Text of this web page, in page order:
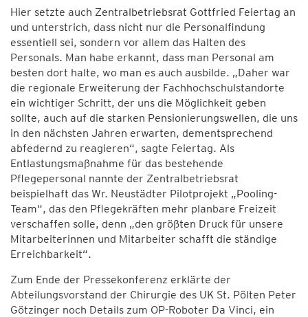
Hier setzte auch Zentralbetriebsrat Gottfried Feiertag an
und unterstrich, dass nicht nur die Personalfindung
essentiell sei, sondern vor allem das Halten des
Personals. Man habe erkannt, dass man Personal am
besten dort halte, wo man es auch ausbilde. „Daher war
die regionale Erweiterung der Fachhochschulstandorte
ein wichtiger Schritt, der uns die Möglichkeit geben
sollte, auch auf die starken Pensionierungswellen, die uns
in den nächsten Jahren erwarten, dementsprechend
abfedernd zu reagieren“, sagte Feiertag. Als
Entlastungsmaßnahme für das bestehende
Pflegepersonal nannte der Zentralbetriebsrat
beispielhaft das Wr. Neustädter Pilotprojekt „Pooling-
Team“, das den Pflegekräften mehr planbare Freizeit
verschaffen solle, denn „den größten Druck für unsere
Mitarbeiterinnen und Mitarbeiter schafft die ständige
Erreichbarkeit“.
Zum Ende der Pressekonferenz erklärte der
Abteilungsvorstand der Chirurgie des UK St. Pölten Peter
Götzinger noch Details zum OP-Roboter Da Vinci, ein